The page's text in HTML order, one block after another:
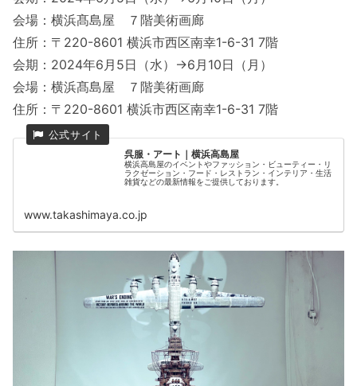
会場：横浜髙島屋 ７階美術画廊
住所：〒220-8601 横浜市西区南幸1-6-31 7階
会期：2024年6月5日（水）→6月10日（月）
会場：横浜髙島屋 ７階美術画廊
住所：〒220-8601 横浜市西区南幸1-6-31 7階
呉服・アート｜横浜高島屋
横浜高島屋のイベントやファッション・ビューティー・リ
ラクゼーション・フード・レストラン・インテリア・生活
雑貨などの最新情報をご提供しております。
www.takashimaya.co.jp